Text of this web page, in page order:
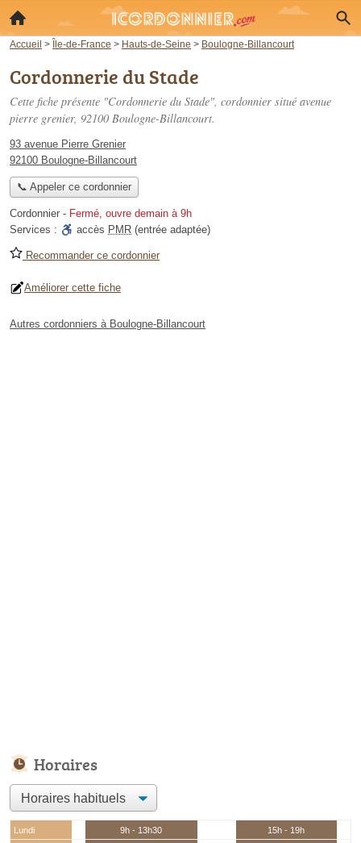
Accueil > Île-de-France > Hauts-de-Seine > Boulogne-Billancourt
Cordonnerie du Stade
Cette fiche présente "Cordonnerie du Stade", cordonnier situé avenue
pierre grenier, 92100 Boulogne-Billancourt.
93 avenue Pierre Grenier
92100 Boulogne-Billancourt
📞 Appeler ce cordonnier
Cordonnier - Fermé, ouvre demain à 9h
Services :
accès PMR (entrée adaptée)
Recommander ce cordonnier
Améliorer cette fiche
Autres cordonniers à Boulogne-Billancourt
Horaires
Lundi 9h - 13h30
15h - 19h